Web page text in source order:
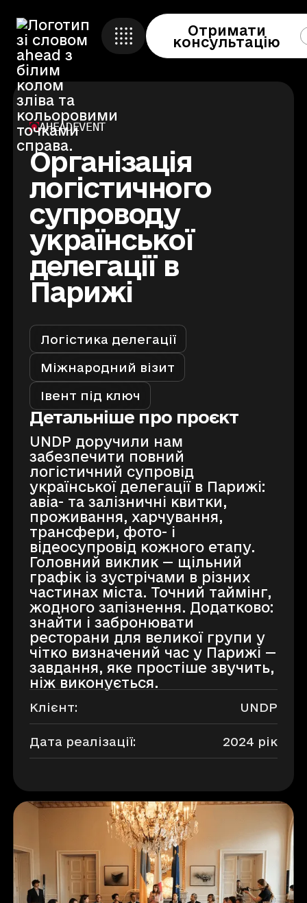
Ahead Event
Ahead Education
Ahead Foundation
Кейси
Про компанію
Контакти
Отримати консультацію
Створено
Fedotov.design
🇬🇧
Отримати
консультацію
AHEADEVENT
Організація
логістичного
супроводу
української
делегації в
Парижі
Логістика делегації
Міжнародний візит
Івент під ключ
Детальніше про проєкт
UNDP доручили нам
забезпечити повний
логістичний супровід
української делегації в Парижі:
авіа- та залізничні квитки,
проживання, харчування,
трансфери, фото- і
відеосупровід кожного етапу.
Головний виклик — щільний
графік із зустрічами в різних
частинах міста. Точний таймінг,
жодного запізнення. Додатково:
знайти і забронювати
ресторани для великої групи у
чітко визначений час у Парижі —
завдання, яке простіше звучить,
ніж виконується.
Клієнт: UNDP
Дата реалізації: 2024 рік